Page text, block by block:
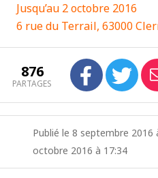
Jusqu’au 2 octobre 2016
6 rue du Terrail, 63000
876
PARTAGES
Publié le 8 septembre 2016
octobre 2016 à 17:34